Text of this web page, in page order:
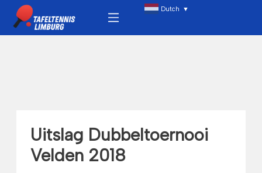
naar
de
Menu Dutch ▼
Uitslag Dubbeltoernooi
Velden 2018